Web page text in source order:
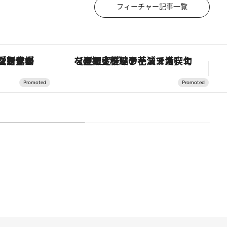
フィーチャー記事一覧
ヴァシュロン・コンスタンタン「オーヴァーシーズ・オートマティック」。旅愛好家のお気に入りコレクションから、ジェンダーレスな新作が登場 【夏限定ディナーコース】旬を迎える稚鮎や花ズッキーニなどをイタリア・トスカーナの郷土料理の手法で満喫！